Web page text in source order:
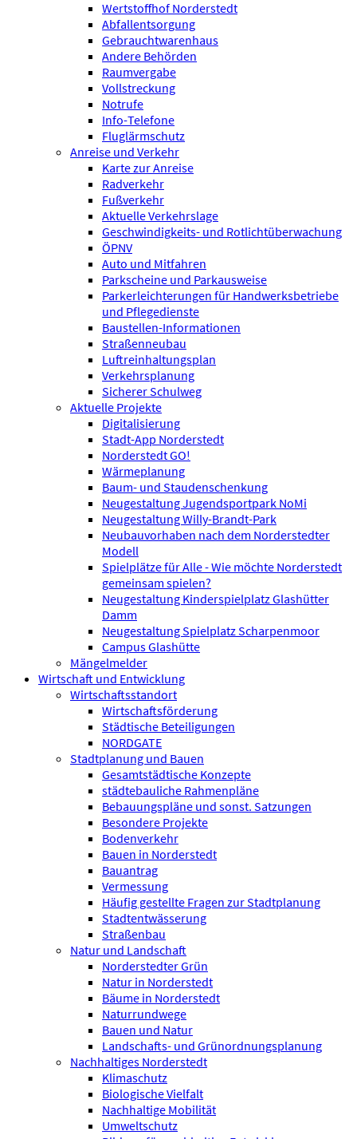
Wertstoffhof Norderstedt
Abfallentsorgung
Gebrauchtwarenhaus
Andere Behörden
Raumvergabe
Vollstreckung
Notrufe
Info-Telefone
Fluglärmschutz
Anreise und Verkehr
Karte zur Anreise
Radverkehr
Fußverkehr
Aktuelle Verkehrslage
Geschwindigkeits- und Rotlichtüberwachung
ÖPNV
Auto und Mitfahren
Parkscheine und Parkausweise
Parkerleichterungen für Handwerksbetriebe
und Pflegedienste
Baustellen-Informationen
Straßenneubau
Luftreinhaltungsplan
Verkehrsplanung
Sicherer Schulweg
Aktuelle Projekte
Digitalisierung
Stadt-App Norderstedt
Norderstedt GO!
Wärmeplanung
Baum- und Staudenschenkung
Neugestaltung Jugendsportpark NoMi
Neugestaltung Willy-Brandt-Park
Neubauvorhaben nach dem Norderstedter
Modell
Spielplätze für Alle - Wie möchte Norderstedt
gemeinsam spielen?
Neugestaltung Kinderspielplatz Glashütter
Damm
Neugestaltung Spielplatz Scharpenmoor
Campus Glashütte
Mängelmelder
Wirtschaft und Entwicklung
Wirtschaftsstandort
Wirtschaftsförderung
Städtische Beteiligungen
NORDGATE
Stadtplanung und Bauen
Gesamtstädtische Konzepte
städtebauliche Rahmenpläne
Bebauungspläne und sonst. Satzungen
Besondere Projekte
Bodenverkehr
Bauen in Norderstedt
Bauantrag
Vermessung
Häufig gestellte Fragen zur Stadtplanung
Stadtentwässerung
Straßenbau
Natur und Landschaft
Norderstedter Grün
Natur in Norderstedt
Bäume in Norderstedt
Naturrundwege
Bauen und Natur
Landschafts- und Grünordnungsplanung
Nachhaltiges Norderstedt
Klimaschutz
Biologische Vielfalt
Nachhaltige Mobilität
Umweltschutz